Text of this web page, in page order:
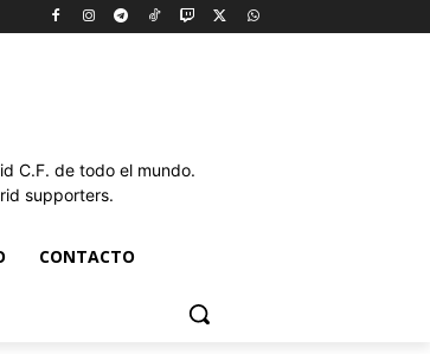
C.F. de todo el mundo.
supporters.
CONTACTO